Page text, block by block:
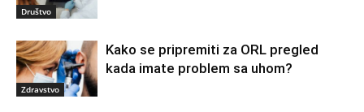
Društvo
Zdravstvo
Kako se pripremiti za ORL pregled
kada imate problem sa uhom?